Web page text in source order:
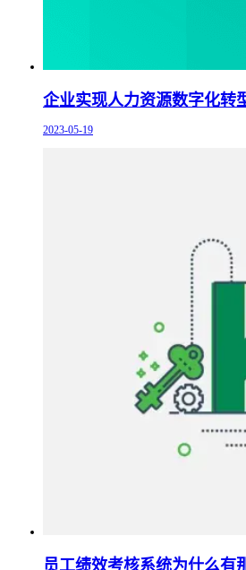
企业实现人力资源数字化转
2023-05-19
员工绩效考核系统为什么有